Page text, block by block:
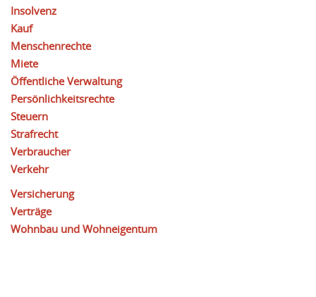
Insolvenz
Kauf
Menschenrechte
Miete
Öffentliche Verwaltung
Persönlichkeitsrechte
Steuern
Strafrecht
Verbraucher
Verkehr
Versicherung
Verträge
Wohnbau und Wohneigentum